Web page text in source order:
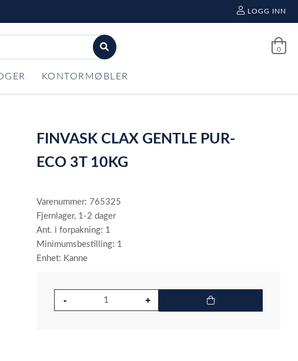
LOGG INN
0
KONTORMØBLER
FINVASK CLAX GENTLE PUR-
ECO 3T 10KG
Varenummer: 765325
Fjernlager, 1-2 dager
Ant. i forpakning: 1
Minimumsbestilling: 1
Enhet: Kanne